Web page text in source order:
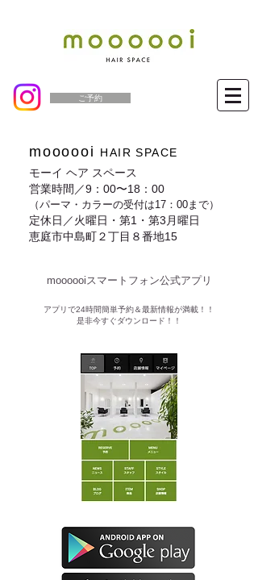
ご予約
moooooi
HAIR SPACE
モーイ ヘア スペース
営業時間／9：00〜18：00
（パーマ・カラーの受付は17：00まで）
定休日／火曜日・第1・第3月曜日
恵庭市中島町２丁目８番地15
moooooiスマートフォン公式アプリ​
​アプリで24時間簡単予約＆最新情報が満載！！
是非今すぐダウンロード！！